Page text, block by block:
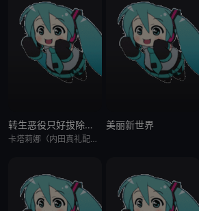
转生恶役只好拔除破灭旗标 第二季
卡塔莉娜（内田真礼配音）是含着金汤匙出生的千金大小姐，15岁那一年，因为撞到了脑袋而意外的获得了转生之前的记忆，卡塔莉娜震惊的发现，此时的她正处于前世的她特别喜欢的一款乙女游戏《FORTUNELOVE
美丽新世界